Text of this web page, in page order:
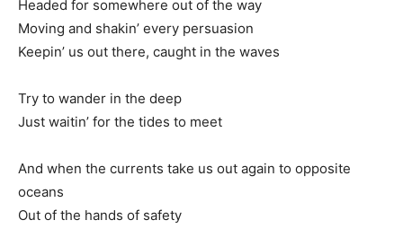
Headed for somewhere out of the way
Moving and shakin’ every persuasion
Keepin’ us out there, caught in the waves
Try to wander in the deep
Just waitin’ for the tides to meet
And when the currents take us out again to opposite
oceans
Out of the hands of safety